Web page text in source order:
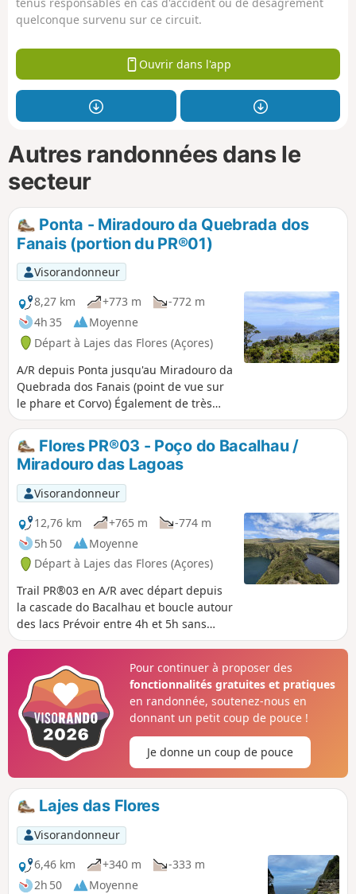
quelconque survenu sur ce circuit.
Ouvrir dans l'app
Autres randonnées dans le
secteur
Ponta - Miradouro da Quebrada dos
Fanais (portion du PR®01)
Visorandonneur
8,27 km
+773 m
-772 m
4h 35
Moyenne
Départ à Lajes das Flores (Açores)
A/R depuis Ponta jusqu'au Miradouro da
Quebrada dos Fanais (point de vue sur
le phare et Corvo) Également de très
beaux points de vue sur Ponta, Faja
Grande et la côte Ouest de l'île. Départ
depuis le parking derrière l'église de
Ponta, chemin balisé rouge/jaune
comme tous les chemins de randonnée
des Açores. Le chemin longe d'abord la
côte avant de bifurquer à droite par un
petit escalier discret qui lance
l'ascension. La montée est sans difficulté
mais est surtout animée par la très
dense végétation et les vues sur l'océan.
Quelques passages aménagés avec
main-courante ou escalier de bois. Une
fois en haut le chemin suit les murs de
pierre jusqu'au point de vue sur le
phare et Corvo. Le sentier peut se
poursuivre jusqu'à Ponta Delgada,
compter 5-6km principalement en
descente.
Flores PR®03 - Poço do Bacalhau /
Miradouro das Lagoas
Visorandonneur
12,76 km
+765 m
-774 m
5h 50
Moyenne
Départ à Lajes das Flores (Açores)
Trail PR®03 en A/R avec départ depuis
la cascade do Bacalhau et boucle autour
des lacs Prévoir entre 4h et 5h sans
pause Nombreux points de vues
lacs) avec une première partie raide
(pente : 30% avant de suivre une crête
et d'arriver à la réserve des lacs.
Pour continuer à proposer des
fonctionnalités gratuites et pratiques
en randonnée, soutenez-nous en
donnant un petit coup de pouce !
Je donne un coup de pouce
Lajes das Flores
Visorandonneur
6,46 km
+340 m
-333 m
2h 50
Moyenne